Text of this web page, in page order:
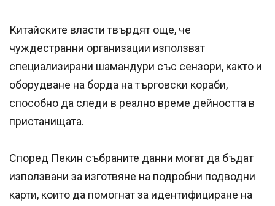
Китайските власти твърдят още, че
чуждестранни организации използват
специализирани шамандури със сензори, както и
оборудване на борда на търговски кораби,
способно да следи в реално време дейността в
пристанищата.
Според Пекин събраните данни могат да бъдат
използвани за изготвяне на подробни подводни
карти, които да помогнат за идентифициране на